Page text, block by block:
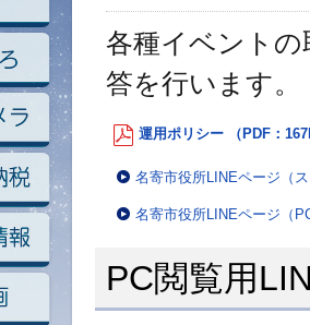
各種イベントの
答を行います。
運用ポリシー （PDF：
名寄市役所LINEページ（
名寄市役所LINEページ（
PC閲覧用